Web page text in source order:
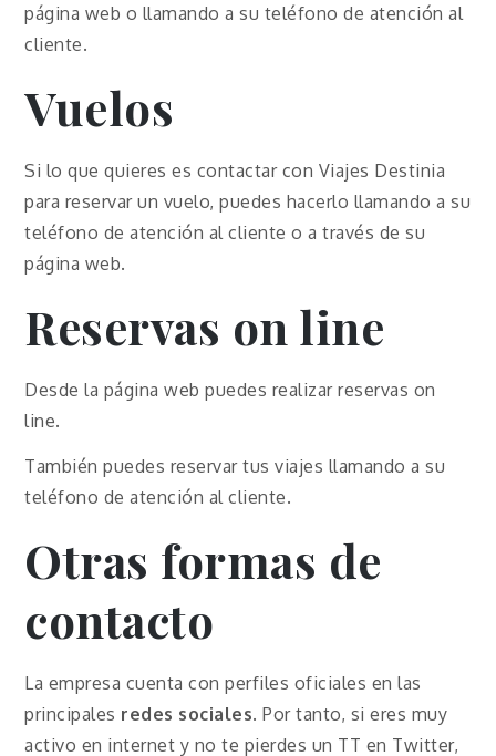
página web o llamando a su teléfono de atención al
cliente.
Vuelos
Si lo que quieres es contactar con Viajes Destinia
para reservar un vuelo, puedes hacerlo llamando a su
teléfono de atención al cliente o a través de su
página web.
Reservas on line
Desde la página web puedes realizar reservas on
line.
También puedes reservar tus viajes llamando a su
teléfono de atención al cliente.
Otras formas de
contacto
La empresa cuenta con perfiles oficiales en las
principales redes sociales. Por tanto, si eres muy
activo en internet y no te pierdes un TT en Twitter,